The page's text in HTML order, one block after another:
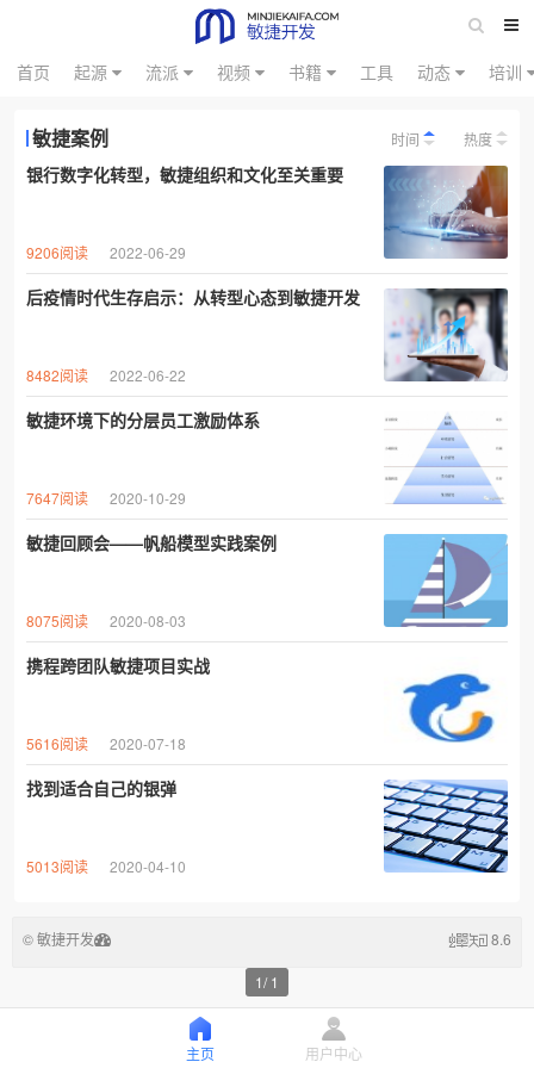
首页 起源 流派 视频 书籍 工具 动态 培训
敏捷案例 时间 热度
银行数字化转型，敏捷组织和文化至关重要
9206阅读 2022-06-29
后疫情时代生存启示：从转型心态到敏捷开发
8482阅读 2022-06-22
敏捷环境下的分层员工激励体系
7647阅读 2020-10-29
敏捷回顾会——帆船模型实践案例
8075阅读 2020-08-03
携程跨团队敏捷项目实战
5616阅读 2020-07-18
找到适合自己的银弹
5013阅读 2020-04-10
1/1
© 敏捷开发 8.6
主页 用户中心